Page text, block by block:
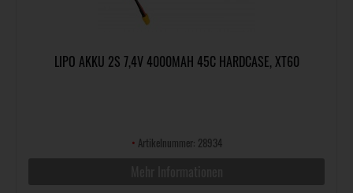
LIPO AKKU 2S 7,4V 4000MAH 45C HARDCASE, XT60
• Artikelnummer: 28934